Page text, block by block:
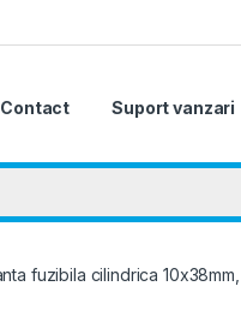
Contact Suport vanzari
fuzibila cilindrica